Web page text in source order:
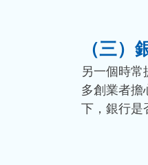
（三）
另一個時常
多創業者擔
下，銀行是